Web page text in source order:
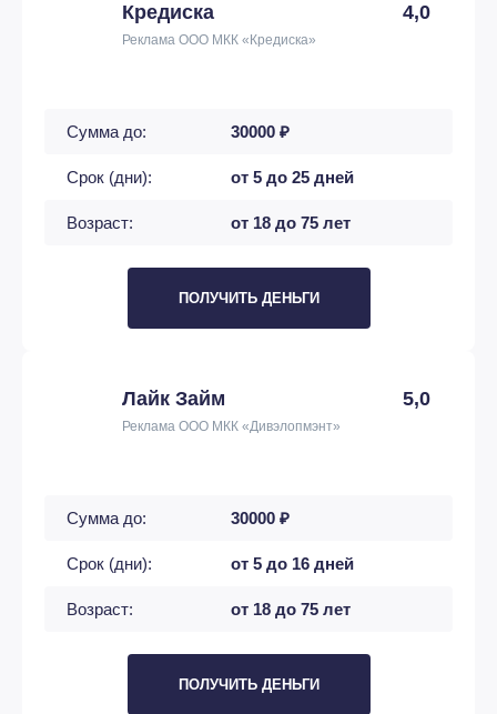
Кредиска 4,0
Реклама ООО МКК «Кредиска»
Сумма до: 30000 ₽
Срок (дни): от 5 до 25 дней
Возраст: от 18 до 75 лет
ПОЛУЧИТЬ ДЕНЬГИ
Лайк Займ 5,0
Реклама ООО МКК «Дивэлопмэнт»
Сумма до: 30000 ₽
Срок (дни): от 5 до 16 дней
Возраст: от 18 до 75 лет
ПОЛУЧИТЬ ДЕНЬГИ